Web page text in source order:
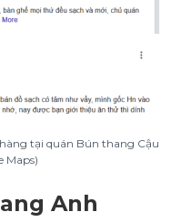
tại quán Bún thang Cậu
Maps)
Anh